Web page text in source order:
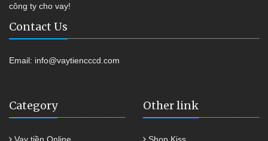
công ty cho vay!
Contact Us
Email: info@vaytiencccd.com
Category Other link